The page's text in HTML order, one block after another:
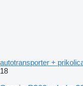
autotransporter +
18